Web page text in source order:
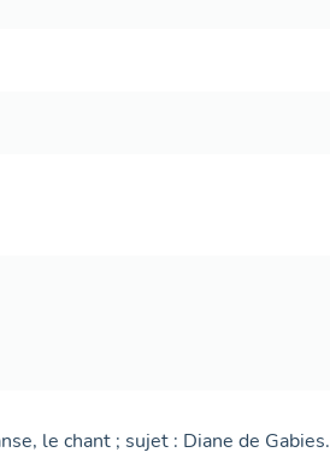
le chant ; sujet : Diane de Gabies.